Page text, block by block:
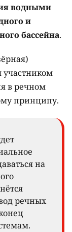
водными
и
бассейна.
участником
в речном
принципу.
на
речных